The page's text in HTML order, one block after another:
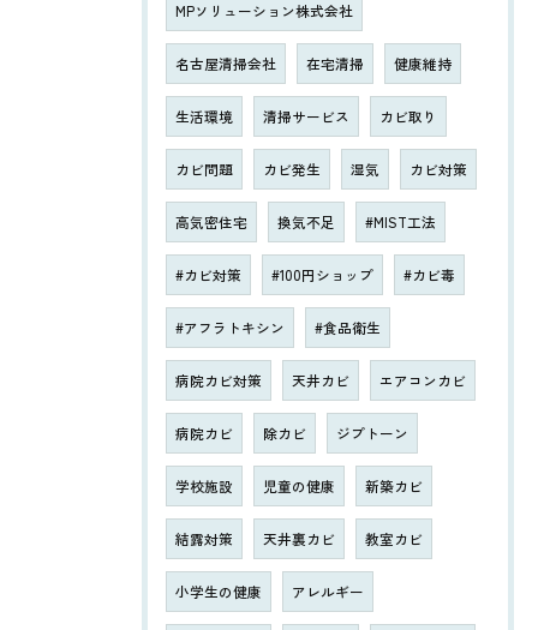
MPソリューション株式会社
名古屋清掃会社 在宅清掃 健康維持
生活環境 清掃サービス カビ取り
カビ問題 カビ発生 湿気 カビ対策
高気密住宅 換気不足 #MIST工法
#カビ対策 #100円ショップ #カビ毒
#アフラトキシン #食品衛生
病院カビ対策 天井カビ エアコンカビ
病院カビ 除カビ ジプトーン
学校施設 児童の健康 新築カビ
結露対策 天井裏カビ 教室カビ
小学生の健康 アレルギー